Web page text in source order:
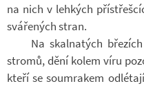
na nich v leh­kých
svá­ře­ných stran.
Na skal­na­tých
stromů, dění kolem víru
kteří se sou­mra­kem